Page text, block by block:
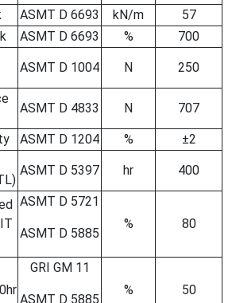
ASMT D 6693 kN/m
57
ASMT D 6693 %
700
ASMT D 1004 N 250
ASMT D 4833 N 707
ASMT D 1204 %
±2
ASMT D 5397 hr 400
ASMT D 5721
ASMT D 5885
% 80
GRI GM 11
ASMT D 5885
% 50